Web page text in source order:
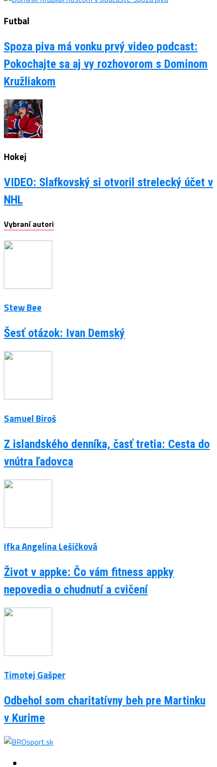
Futbal
Spoza piva má vonku prvý video podcast:
Pokochajte sa aj vy rozhovorom s Dominom
Kružliakom
Hokej
VIDEO: Slafkovský si otvoril strelecký účet v
NHL
Vybraní autori
Stew Bee
Šesť otázok: Ivan Demský
Samuel Biroš
Z islandského denníka, časť tretia: Cesta do
vnútra ľadovca
Ifka Angelina Lešičková
Život v appke: Čo vám fitness appky
nepovedia o chudnutí a cvičení
Timotej Gašper
Odbehol som charitatívny beh pre Martinku
v Kurime